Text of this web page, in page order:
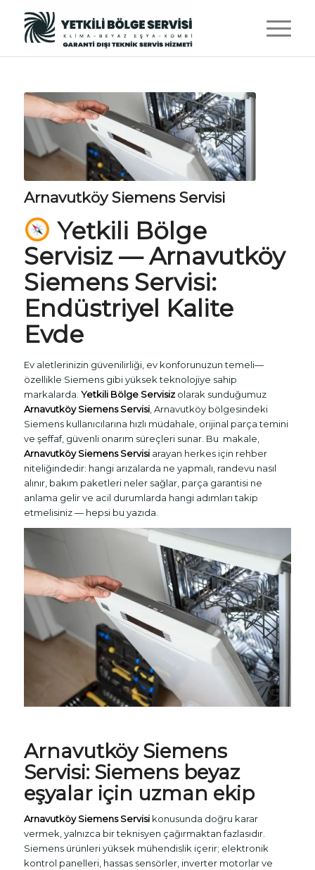
Arnavutköy Siemens Servisi
Yetkili Bölge
Servisiz—Arnavutköy
Siemens Servisi:
Endüstriyel Kalite
Evde
Ev aletlerinizin güvenilirliği, ev konforunuzun temeli—
özellikle Siemens gibi yüksek teknolojiye sahip
markalarda. Yetkili Bölge Servisizolarak sunduğumuz
Arnavutköy Siemens Servisi, Arnavutköy bölgesindeki
Siemens kullanıcılarına hızlı müdahale, orijinal parça temini
ve şeffaf, güvenli onarım süreçleri sunar. Bu makale,
Arnavutköy Siemens Servisiarayan herkes için rehber
niteliğindedir: hangi arızalarda ne yapmalı, randevu nasıl
alınır, bakım paketleri neler sağlar, parça garantisi ne
anlama gelir ve acil durumlarda hangi adımları takip
etmelisiniz — hepsi bu yazıda.
ArnavutköySiemens
Servisi: Siemens beyaz
eşyalar için uzman ekip
Arnavutköy Siemens Servisikonusunda doğru karar
vermek, yalnızca bir teknisyen çağırmaktan fazlasıdır.
Siemens ürünleri yüksek mühendislik içerir; elektronik
kontrol panelleri, hassas sensörler, inverter motorlar ve